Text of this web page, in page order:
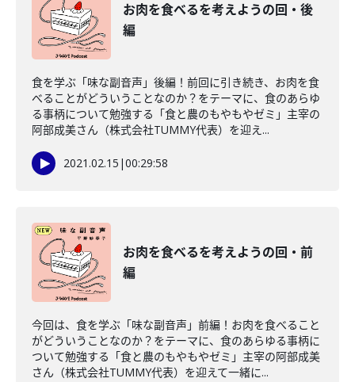
お肉を食べるを考えようの回・後
編
食を学ぶ「味な副音声」後編！前回に引き続き、お肉を食
べることがどういうことなのか？をテーマに、食のあらゆ
る事柄について勉強する「食と農のもやもやゼミ」主宰の
阿部成美さん（株式会社TUMMY代表）を迎え...
2021.02.15 |00:29:58
お肉を食べるを考えようの回・前
編
今回は、食を学ぶ「味な副音声」前編！お肉を食べること
がどういうことなのか？をテーマに、食のあらゆる事柄に
ついて勉強する「食と農のもやもやゼミ」主宰の阿部成美
さん（株式会社TUMMY代表）を迎えて一緒に...